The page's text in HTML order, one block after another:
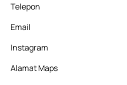
Telepon
Email
Instagram
Alamat Maps